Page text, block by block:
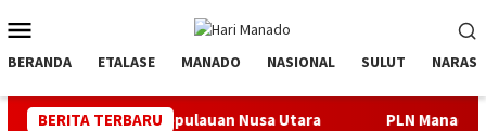
ke
kontenMobile
BERANDA ETALASE MANADO NASIONAL SULUT NARASI
BERITA TERBARU
Kepulauan Nusa Utara PLN Manado Minta Maaf